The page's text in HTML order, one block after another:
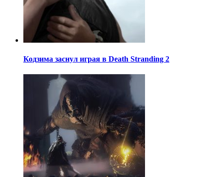
Кодзима заснул играя в Death Stranding 2